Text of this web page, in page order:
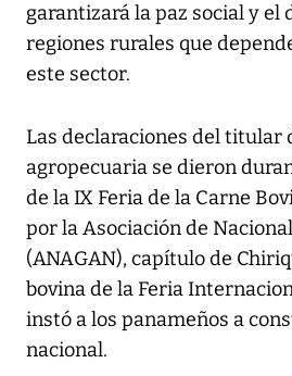
garantizará la paz social y el
regiones rurales que
este sector.
Las declaraciones del titular
agropecuaria se dieron
de la IX Feria de la Carne
por la Asociación de
(ANAGAN), capítulo de
bovina de la Feria
instó a los panameños a
nacional.